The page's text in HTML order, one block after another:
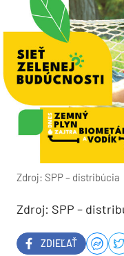
Zdroj: SPP – distribúcia
Zdroj: SPP –
ZDIEĽAŤ